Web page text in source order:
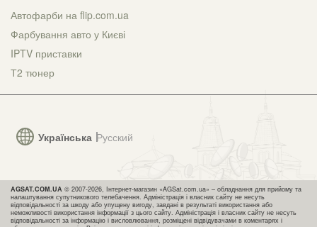
Українська Русский
Автофарби на flip.com.ua
Фарбування авто у Києві
IPTV приставки
Т2 тюнер
AGSAT.COM.UA © 2007-2026, Інтернет-магазин «AGSat.com.ua» – обладнання для прийому та
налаштування супутникового телебачення. Адміністрація і власник сайту не несуть
відповідальності за шкоду або упущену вигоду, завдані в результаті використання або
неможливості використання інформації з цього сайту. Адміністрація і власник сайту не несуть
відповідальності за інформацію і висловлювання, розміщені відвідувачами в коментарях і